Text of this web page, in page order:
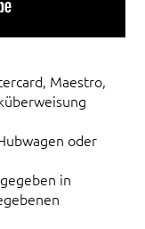
Maestro,
oder
in